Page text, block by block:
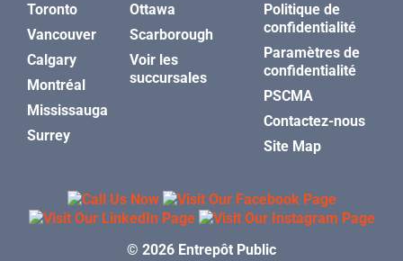
Toronto
Vancouver
Calgary
Montréal
Mississauga
Surrey
Ottawa
Scarborough
Voir les
succursales
Politique de
confidentialité
Paramètres de
confidentialité
PSCMA
Contactez-nous
Site Map
© 2026 Entrepôt Public